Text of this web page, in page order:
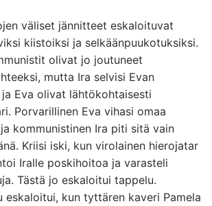
väliset jännitteet eskaloituvat
kiistoiksi ja selkäänpuukotuksiksi.
olivat jo joutuneet
mutta Ira selvisi Evan
Eva olivat lähtökohtaisesti
Porvarillinen Eva vihasi omaa
kommunistinen Ira piti sitä vain
Kriisi iski, kun virolainen hierojatar
Iralle poskihoitoa ja varasteli
Tästä jo eskaloitui tappelu.
eskaloitui, kun tyttären kaveri Pamela